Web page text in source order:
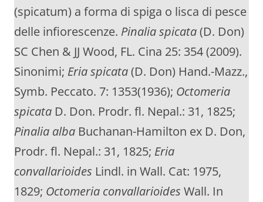
(spicatum) a forma di spiga o lisca di pesce
delle infiorescenze. Pinalia spicata(D. Don)
SC Chen & JJ Wood, FL. Cina 25: 354 (2009).
Sinonimi; Eria spicata(D. Don) Hand.-Mazz.,
Symb. Peccato. 7: 1353(1936); Octomeria
spicata D. Don. Prodr. fl. Nepal.: 31, 1825;
Pinalia alba Buchanan-Hamilton ex D. Don,
Prodr. fl. Nepal.: 31, 1825; Eria
convallarioides Lindl. in Wall. Cat: 1975,
1829; Octomeria convallarioides Wall. In